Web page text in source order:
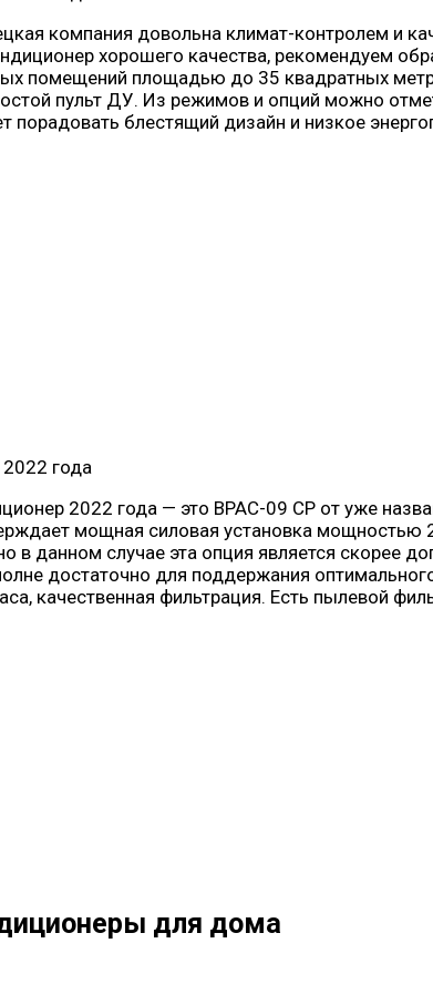
компания довольна климат-контролем и
хорошего качества, рекомендуем
помещений площадью до 35 квадратных
пульт ДУ. Из режимов и опций можно
порадовать блестящий дизайн и низкое
2022 года — это BPAC-09 CP от уже
мощная силовая установка
в данном случае эта опция является
достаточно для поддержания
качественная фильтрация. Есть пылевой
для дома